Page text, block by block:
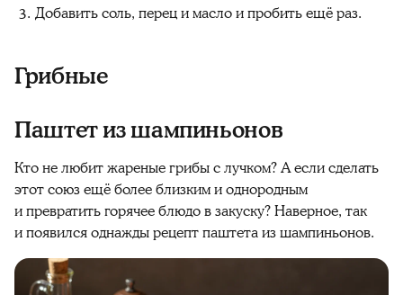
Добавить соль, перец и масло и пробить ещё раз.
Грибные
Паштет из шампиньонов
Кто не любит жареные грибы с лучком? А если сделать
этот союз ещё более близким и однородным
и превратить горячее блюдо в закуску? Наверное, так
и появился однажды рецепт паштета из шампиньонов.